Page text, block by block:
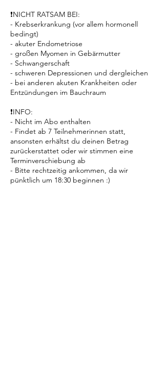
❗️NICHT RATSAM BEI:
- Krebserkrankung (vor allem hormonell
bedingt)
- akuter Endometriose
- großen Myomen in Gebärmutter
- Schwangerschaft
- schweren Depressionen und dergleichen
- bei anderen akuten Krankheiten oder
Entzündungen im Bauchraum
❗️INFO:
- Nicht im Abo enthalten
- Findet ab 7 Teilnehmerinnen statt,
ansonsten erhältst du deinen Betrag
zurückerstattet oder wir stimmen eine
Terminverschiebung ab
- Bitte rechtzeitig ankommen, da wir
pünktlich um 18:30 beginnen :)